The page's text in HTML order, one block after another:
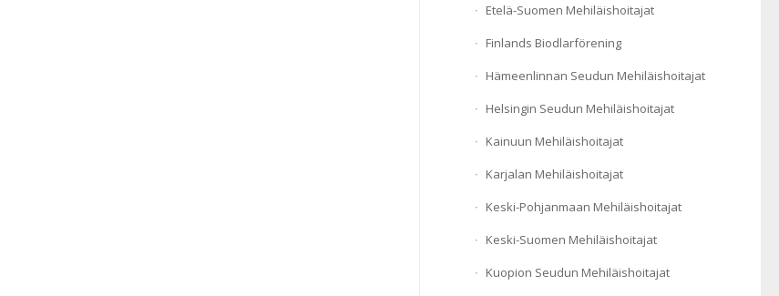
Etelä-Suomen Mehiläishoitajat
Finlands Biodlarförening
Hämeenlinnan Seudun Mehiläishoitajat
Helsingin Seudun Mehiläishoitajat
Kainuun Mehiläishoitajat
Karjalan Mehiläishoitajat
Keski-Pohjanmaan Mehiläishoitajat
Keski-Suomen Mehiläishoitajat
Kuopion Seudun Mehiläishoitajat